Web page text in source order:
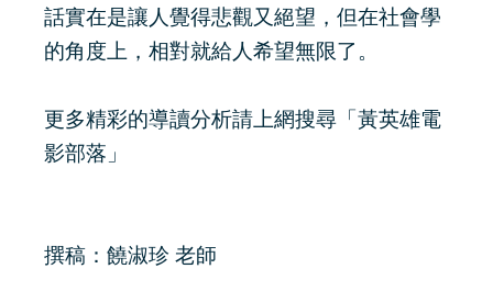
話實在是讓人覺得悲觀又絕望，但在社會學
的角度上，相對就給人希望無限了。
更多精彩的導讀分析請上網搜尋「黃英雄電
影部落」
撰稿：饒淑珍 老師